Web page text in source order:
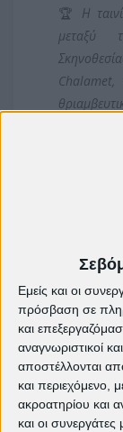
Εμείς και οι
πρόσβαση σε
και
αναγνωριστικοί
αποστέλλονται
και περιεχόμενο,
ακροατηρίου και
και οι
🏆 Η
μεταξύ
του